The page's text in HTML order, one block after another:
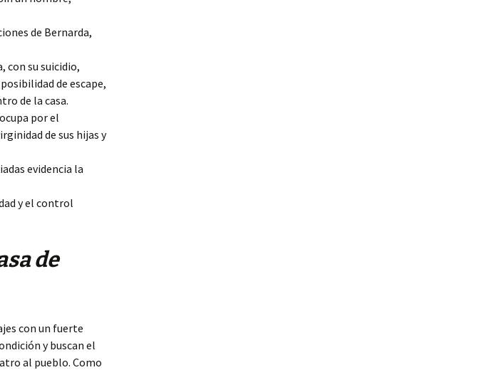
de Bernarda,
con su suicidio,
de escape,
de la casa.
por el
de sus hijas y
evidencia la
y el control
de
con un fuerte
y buscan el
al pueblo. Como